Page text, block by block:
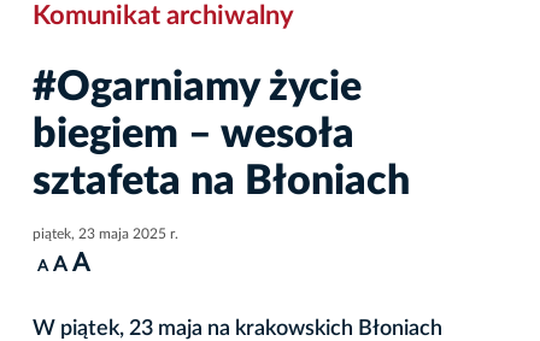
Komunikat archiwalny
#Ogarniamy życie
biegiem – wesoła
sztafeta na Błoniach
piątek, 23 maja 2025 r.
A A A
W piątek, 23 maja na krakowskich Błoniach